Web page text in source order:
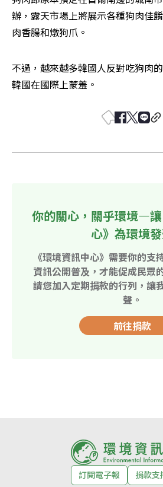
辦，露天市場上將展示各種狗肉佳
肉香腸和燉狗爪。
不過，越來越多韓國人反對吃狗肉
韓國在國際上蒙羞。
你的關心，關乎環境—
心》為環境
《環境資訊中心》需要你的支
資訊公開普及，才能促成民眾
請您加入定期捐款的行列，讓
聲。
前往捐款
訂閱電子報 捐款支